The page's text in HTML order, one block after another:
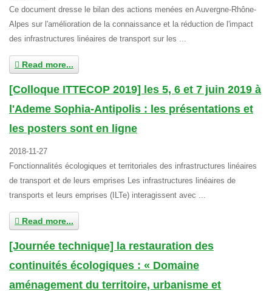
Ce document dresse le bilan des actions menées en Auvergne-Rhône-
Alpes sur l'amélioration de la connaissance et la réduction de l'impact
des infrastructures linéaires de transport sur les ...
Read more...
[Colloque ITTECOP 2019] les 5, 6 et 7 juin 2019 à
l'Ademe Sophia-Antipolis : les présentations et
les posters sont en ligne
2018-11-27
Fonctionnalités écologiques et territoriales des infrastructures linéaires
de transport et de leurs emprises Les infrastructures linéaires de
transports et leurs emprises (ILTe) interagissent avec ...
Read more...
[Journée technique] la restauration des
continuités écologiques : « Domaine
aménagement du territoire, urbanisme et